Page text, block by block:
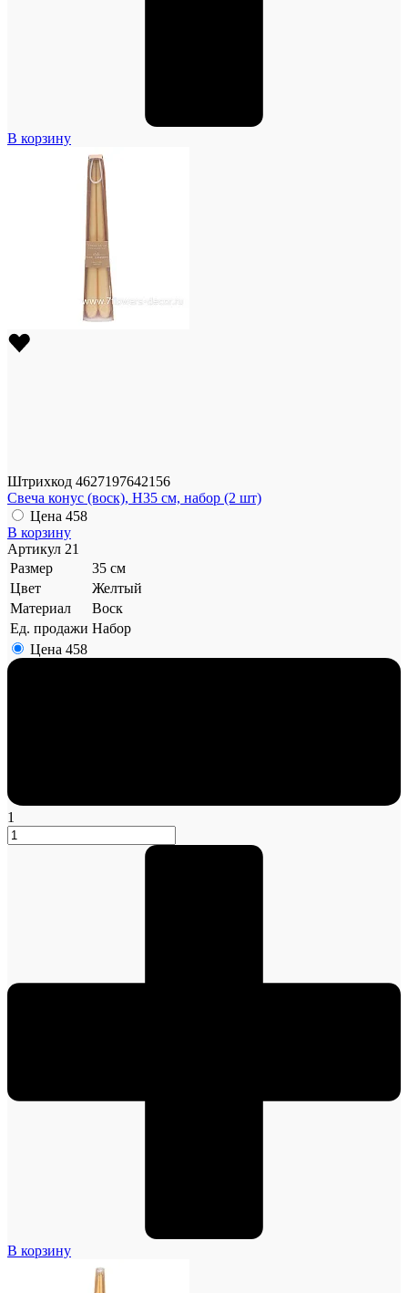
В корзину
Штрихкод 4627197642156
Свеча конус (воск), H35 см, набор (2 шт)
Цена 458
В корзину
Артикул 21
Размер
35 см
Цвет
Желтый
Материал
Воск
Ед. продажи Набор
Цена 458
1
В корзину